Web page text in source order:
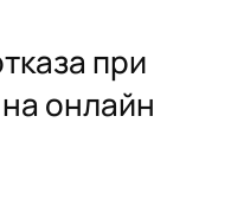
при
онлайн